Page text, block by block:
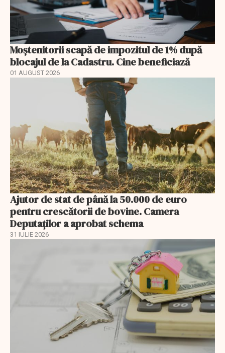
Moștenitorii scapă de impozitul de 1% după
blocajul de la Cadastru. Cine beneficiază
01 AUGUST 2026
Ajutor de stat de până la 50.000 de euro
pentru crescătorii de bovine. Camera
Deputaților a aprobat schema
31 IULIE 2026